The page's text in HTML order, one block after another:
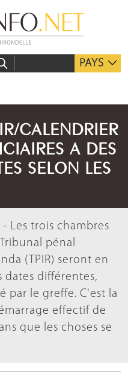
PAYS
CALENDRIER
A DES
SELON LES
Les trois chambres
pénal
(TPIR) seront en
dates différentes,
par le greffe. C'est la
effectif de
que les choses se